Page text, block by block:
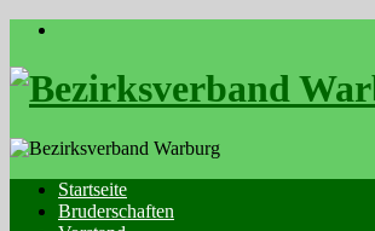
Skip
content
Startseite
Bruderschaften